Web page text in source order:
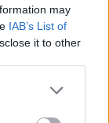
may
IAB’s List of
it to other
fällde
ha använt
i en reklam.
till